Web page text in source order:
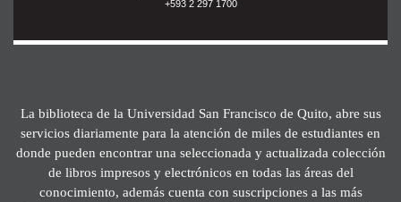
+593 2 297 1700
La biblioteca de la Universidad San Francisco de Quito, abre sus
servicios diariamente para la atención de miles de estudiantes en
donde pueden encontrar una seleccionada y actualizada colección
de libros impresos y electrónicos en todas las áreas del
conocimiento, además cuenta con suscripciones a las más